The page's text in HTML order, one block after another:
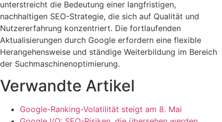
unterstreicht die Bedeutung einer langfristigen,
nachhaltigen SEO-Strategie, die sich auf Qualität und
Nutzererfahrung konzentriert. Die fortlaufenden
Aktualisierungen durch Google erfordern eine flexible
Herangehensweise und ständige Weiterbildung im Bereich
der Suchmaschinenoptimierung.
Verwandte Artikel
Google-Ranking-Volatilität steigt am 8. Mai